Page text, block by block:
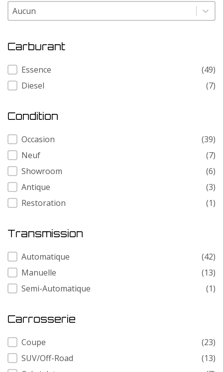
Modele
Modele
Carburant
Carburant
Essence
(49)
Diesel
(7)
Condition
Condition
Occasion
(39)
Neuf
(7)
Showroom
(6)
Antique
(3)
Restoration
(1)
Transmission
Transmission
Automatique
(42)
Manuelle
(13)
Semi-Automatique
(1)
Carrosserie
Carrosserie
Coupe
(23)
SUV/Off-Road
(13)